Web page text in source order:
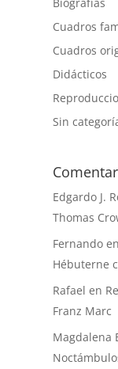
Cuadros
Cuadros
Didácticos
Sin
Edgardo J.
Thomas
Fernando en
Hébuterne
Rafael en
Franz Marc
Magdalena